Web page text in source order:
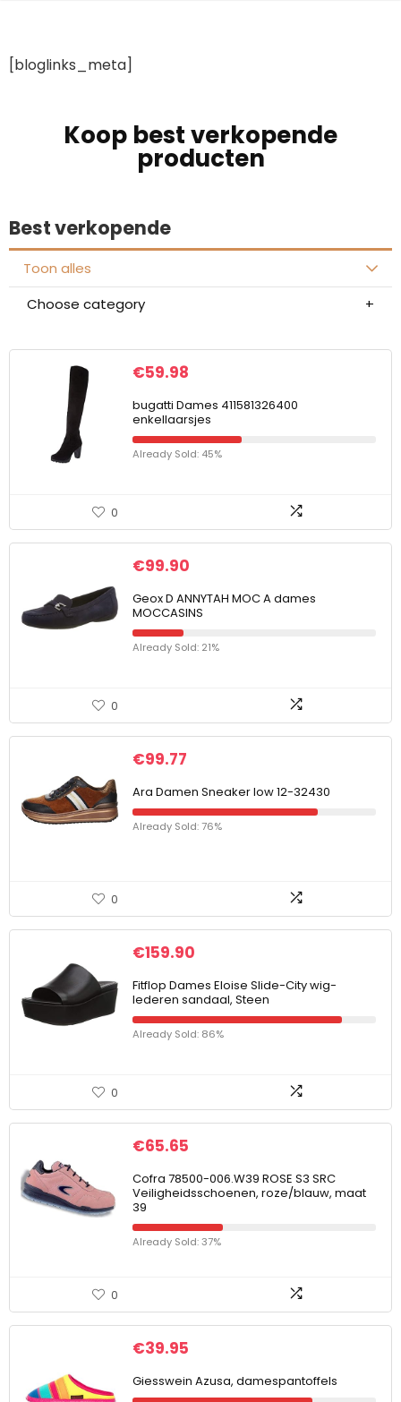
[bloglinks_meta]
Koop best verkopende
producten
Best verkopende
Toon alles
Choose category
€59.98
bugatti Dames 411581326400
enkellaarsjes
Already Sold: 45%
0
€99.90
Geox D ANNYTAH MOC A dames
MOCCASINS
Already Sold: 21%
0
€99.77
Ara Damen Sneaker low 12-32430
Already Sold: 76%
0
€159.90
Fitflop Dames Eloise Slide-City wig-
lederen sandaal, Steen
Already Sold: 86%
0
€65.65
Cofra 78500-006.W39 ROSE S3 SRC
Veiligheidsschoenen, roze/blauw, maat
39
Already Sold: 37%
0
€39.95
Giesswein Azusa, damespantoffels